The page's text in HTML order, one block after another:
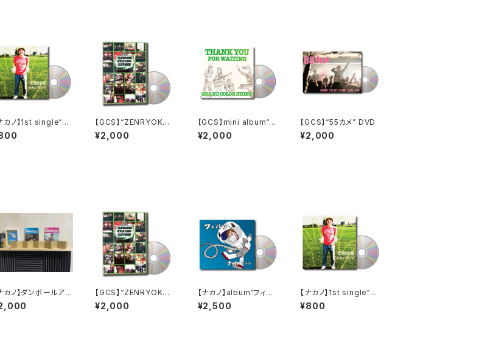
カノ】1st single“て
ら”
【GCS】“ZENRYOKU
TOHOKU” DVD
¥2,000
【GCS】mini album“T
HANK YOU FOR WAI
TING”
¥2,000
【GCS】“55カメ” DVD
¥2,000
カノ】ダンボールアー
【GCS】“ZENRYOKU
TOHOKU” DVD
¥2,000
【ナカノ】album“フィル
ター”
¥2,500
【ナカノ】1st single“て
のひら”
¥800